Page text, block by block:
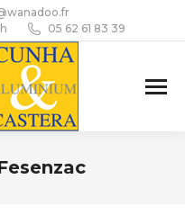
05 62 61 83 39